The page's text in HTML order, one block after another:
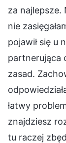
za najlepsze.
nie
pojawił się u
partnerująca
zasad.
łatwy
znajdziesz
tu raczej